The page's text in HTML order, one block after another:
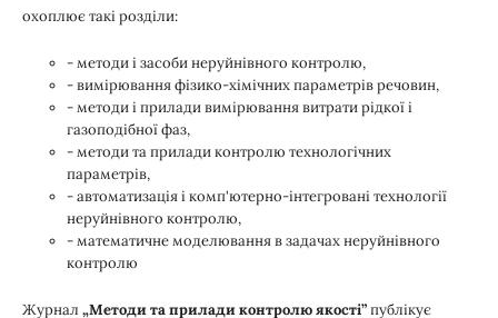
охоплює такі розділи:
- методи і засоби неруйнівного контролю,
- вимірювання фізико-хімічних параметрів речовин,
- методи і прилади вимірювання витрати рідкої і
газоподібної фаз,
- методи та прилади контролю технологічних
параметрів,
- автоматизація і комп'ютерно-інтегровані технології
неруйнівного контролю,
- математичне моделювання в задачах неруйнівного
контролю
Журнал „Методи та прилади контролю якості”публікує